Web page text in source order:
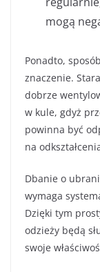
mogą
Ponadto,
znaczenie.
dobrze
w kule, gdyż
powinna być
na
Dbanie o
wymaga
Dzięki tym
odzieży będą
swoje